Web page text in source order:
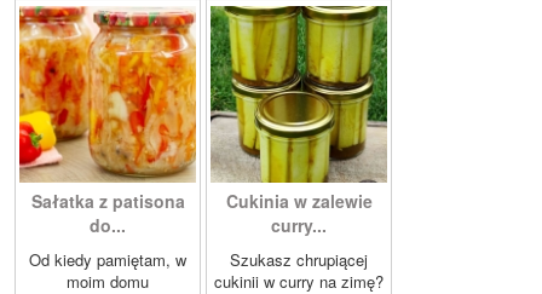
Sałatka z patisona
do...
Od kiedy pamiętam, w
moim domu
Cukinia w zalewie
curry...
Szukasz chrupiącej
cukinii w curry na zimę?